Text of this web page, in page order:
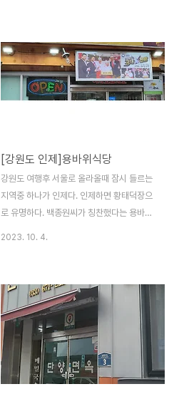
전 보통 평일에 움직이는 체질이라서(자유로
운 영혼) 부담없이 찾아갔습니다. 올만에 먹
어보는 부속고기와 특유의 된장찌개 그리고
결 5 매우만족 5, 만족 4, 보통 3, 미흡 2, 매
우미흡 1 ( 지극히 개인적인 사견입니다. 참고
만 하시기 바랍니다. )
[강원도 인제]용바위식당
강원도 여행후 서울로 올라올때 잠시 들르는
지역중 하나가 인제다. 인제하면 황태덕장으
로 유명하다. 백종원씨가 칭찬했다는 용바위
ㅁ 맛 5 ㅁ 친 절 4 ㅁ 청 결 4 매우만족 5,
만족 4, 보통 3, 미흡 2, 매우미흡 1 ( 지극히
개인적인 사견입니다. 참고만 하시기 바랍니
다. ) 2022-10-24
2023. 10. 4.